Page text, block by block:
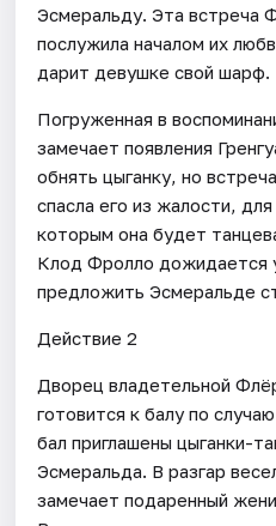
Эсмеральду. Эта встреча
послужила началом их
дарит девушке свой шарф.
Погруженная в
замечает появления
обнять цыганку, но
спасла его из жалости,
которым она будет
Клод Фролло дожидается
предложить Эсмеральде
Действие 2
Дворец владетельной
готовится к балу по
бал приглашены цыганки-
Эсмеральда. В разгар
замечает подаренный